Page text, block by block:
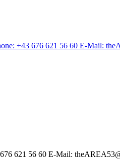
+43 676 621 56 60 E-Mail:
621 56 60 E-Mail: